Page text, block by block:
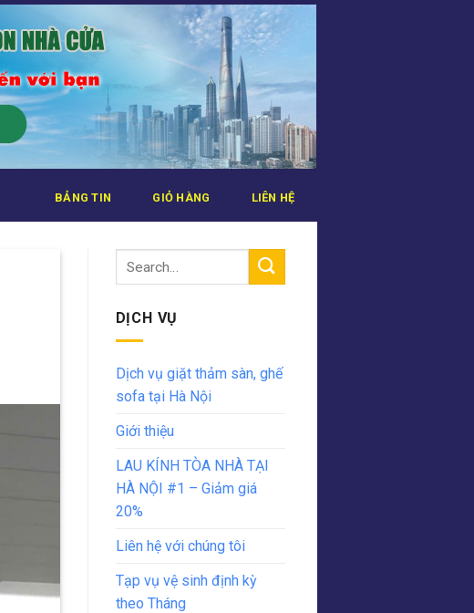
BẢNG TIN GIỎ HÀNG LIÊN HỆ
DỊCH VỤ
Dịch vụ giặt thảm sàn, ghế
sofa tại Hà Nội
Giới thiệu
LAU KÍNH TÒA NHÀ TẠI
HÀ NỘI #1 – Giảm giá
20%
Liên hệ với chúng tôi
Tạp vụ vệ sinh định kỳ
theo Tháng